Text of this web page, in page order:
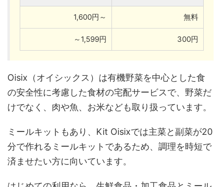
1,600円～ 無料
～1,599円 300円
Oisix（オイシックス）は有機野菜を中心とした食
の安全性に考慮した食材の宅配サービスで、野菜だ
けでなく、肉や魚、お米なども取り扱っています。
ミールキットもあり、Kit Oisixでは主菜と副菜が20
分で作れるミールキットであるため、調理を時短で
済ませたい方に向いています。